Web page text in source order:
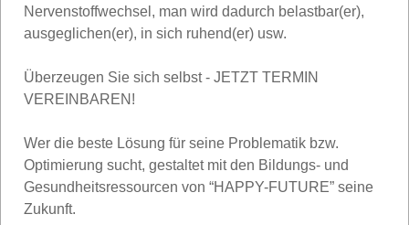
Nervenstoffwechsel, man wird dadurch belastbar(er),
ausgeglichen(er), in sich ruhend(er) usw.
Überzeugen Sie sich selbst - JETZT TERMIN
VEREINBAREN!
Wer die beste Lösung für seine Problematik bzw.
Optimierung sucht, gestaltet mit den Bildungs- und
Gesundheitsressourcen von “HAPPY-FUTURE” seine
Zukunft.